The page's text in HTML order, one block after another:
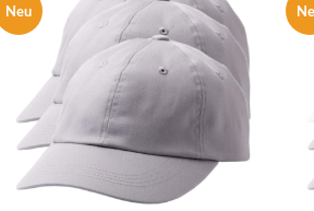
Neu
zur
Wunschliste
hinzufügen